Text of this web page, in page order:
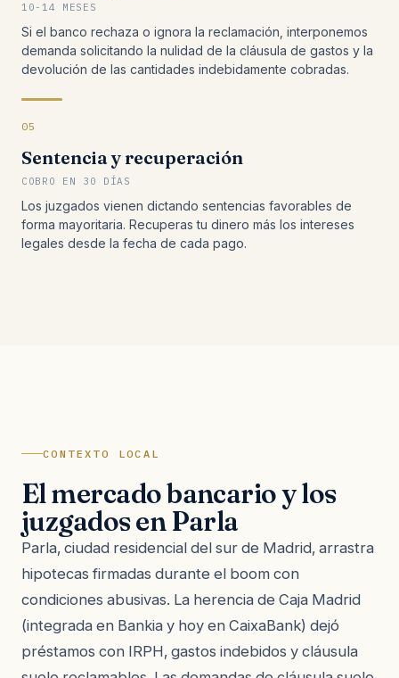
10-14 MESES
Si el banco rechaza o ignora la reclamación, interponemos
demanda solicitando la nulidad de la cláusula de gastos y la
devolución de las cantidades indebidamente cobradas.
05
Sentencia y recuperación
COBRO EN 30 DÍAS
Los juzgados vienen dictando sentencias favorables de
forma mayoritaria. Recuperas tu dinero más los intereses
legales desde la fecha de cada pago.
CONTEXTO LOCAL
El mercado bancario y los
juzgados en Parla
Parla, ciudad residencial del sur de Madrid, arrastra
hipotecas firmadas durante el boom con
condiciones abusivas. La herencia de Caja Madrid
(integrada en Bankia y hoy en CaixaBank) dejó
préstamos con IRPH, gastos indebidos y cláusula